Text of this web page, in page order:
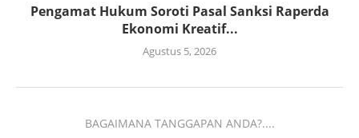
Pengamat Hukum Soroti Pasal Sanksi Raperda
Ekonomi Kreatif...
Agustus 5, 2026
BAGAIMANA TANGGAPAN ANDA?....